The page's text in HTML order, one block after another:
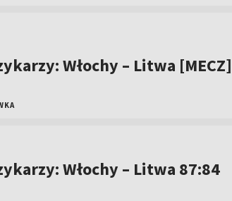
Włochy – Litwa [MECZ]
Włochy – Litwa 87:84